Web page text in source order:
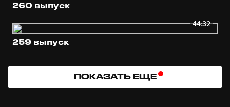
260 выпуск
44:32
259 выпуск
ПОКАЗАТЬ ЕЩЕ